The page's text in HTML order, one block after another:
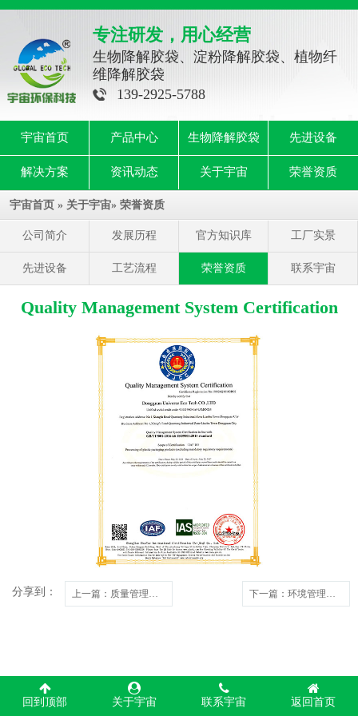
专注研发，用心经营
生物降解胶袋、淀粉降解胶袋、植物纤
维降解胶袋
139-2925-5788
宇宙首页 产品中心 生物降解胶袋 先进设备
解决方案 资讯动态 关于宇宙 荣誉资质
宇宙首页 » 关于宇宙» 荣誉资质
公司简介 发展历程 官方知识库 工厂实景
先进设备 工艺流程 荣誉资质 联系宇宙
Quality Management System Certification
分享到： 上一篇 ：质量管理体系认证证书 下一篇 ：环境管理体系认证证书
回到顶部 关于宇宙 联系宇宙 返回首页